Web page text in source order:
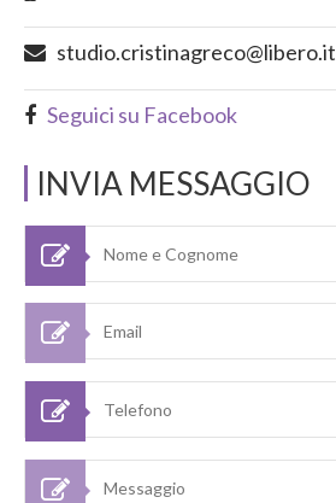
studio.cristinagreco@libero.it
Seguici su Facebook
INVIA MESSAGGIO